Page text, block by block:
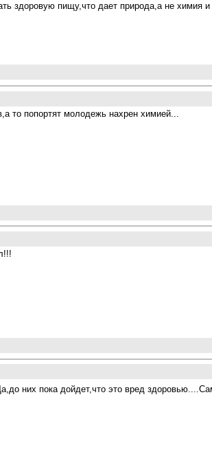
здоровую пищу,что дает природа,а не химия
то попортят молодежь нахрен химией...
них пока дойдет,что это вред